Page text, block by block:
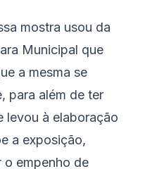
mostra usou da
Municipal que
a mesma se
para além de ter
levou à elaboração
a exposição,
o empenho de